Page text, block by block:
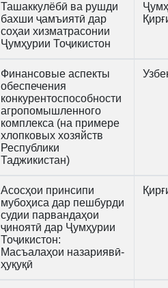
Ташаккулёбӣ ва рушди
бахши ҷамъиятӣ дар
соҳаи хизматрасонии
Ҷумҳурии Тоҷикистон
Финансовые аспекты
обеспечения
конкурентоспособности
агропомышленного
комплекса (на примере
хлопковых хозяйств
Республики
Таджикистан)
Асосҳои принсипи
мубоҳиса дар пешбурди
судии парвандаҳои
ҷиноятӣ дар Ҷумҳурии
Тоҷикистон:
Масъалаҳои назариявӣ-
ҳуқуқӣ